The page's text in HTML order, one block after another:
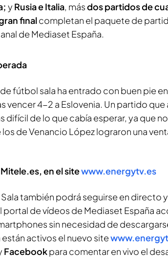
y Rusia e Italia, másdos partidos de
finalcompletan el paquete de
de Mediaset España.
fútbol sala ha entrado con buen pie
vencer 4-2 a Eslovenia. Un partido que
difícil de lo que cabía esperar, ya que
de Venancio López lograron una
en el sitewww.energytv.es
también podrá seguirse en directo
portal de vídeos de Mediaset España
sin necesidad de
activos el nuevo site
Facebookpara comentar en vivo el